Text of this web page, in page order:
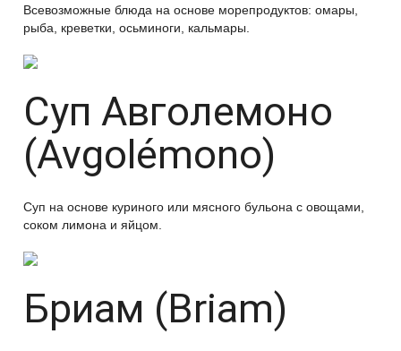
Всевозможные блюда на основе морепродуктов: омары,
рыба, креветки, осьминоги, кальмары.
Суп Авголемоно
(Avgolémono)
Суп на основе куриного или мясного бульона с овощами,
соком лимона и яйцом.
Бриам (Briam)